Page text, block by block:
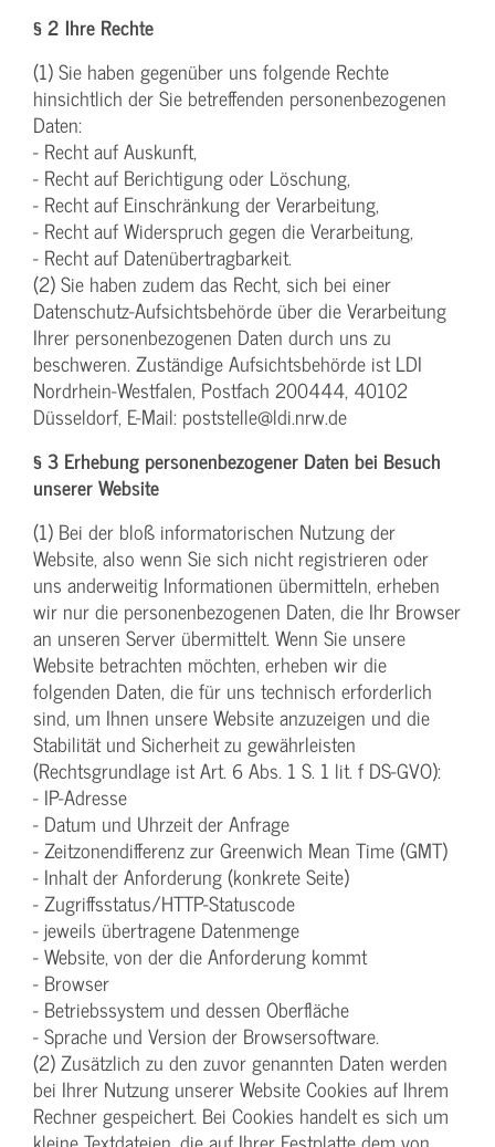
§ 2 Ihre Rechte
(1) Sie haben gegenüber uns folgende Rechte
hinsichtlich der Sie betreffenden personenbezogenen
Daten:
- Recht auf Auskunft,
- Recht auf Berichtigung oder Löschung,
- Recht auf Einschränkung der Verarbeitung,
- Recht auf Widerspruch gegen die Verarbeitung,
- Recht auf Datenübertragbarkeit.
(2) Sie haben zudem das Recht, sich bei einer
Datenschutz-Aufsichtsbehörde über die Verarbeitung
Ihrer personenbezogenen Daten durch uns zu
beschweren. Zuständige Aufsichtsbehörde ist LDI
Nordrhein-Westfalen, Postfach 200444, 40102
Düsseldorf, E-Mail: poststelle@ldi.nrw.de
§ 3 Erhebung personenbezogener Daten bei Besuch
unserer Website
(1) Bei der bloß informatorischen Nutzung der
Website, also wenn Sie sich nicht registrieren oder
uns anderweitig Informationen übermitteln, erheben
wir nur die personenbezogenen Daten, die Ihr Browser
an unseren Server übermittelt. Wenn Sie unsere
Website betrachten möchten, erheben wir die
folgenden Daten, die für uns technisch erforderlich
sind, um Ihnen unsere Website anzuzeigen und die
Stabilität und Sicherheit zu gewährleisten
(Rechtsgrundlage ist Art. 6 Abs. 1 S. 1 lit. f DS-GVO):
- IP-Adresse
- Datum und Uhrzeit der Anfrage
- Zeitzonendifferenz zur Greenwich Mean Time (GMT)
- Inhalt der Anforderung (konkrete Seite)
- Zugriffsstatus/HTTP-Statuscode
- jeweils übertragene Datenmenge
- Website, von der die Anforderung kommt
- Browser
- Betriebssystem und dessen Oberfläche
- Sprache und Version der Browsersoftware.
(2) Zusätzlich zu den zuvor genannten Daten werden
bei Ihrer Nutzung unserer Website Cookies auf Ihrem
Rechner gespeichert. Bei Cookies handelt es sich um